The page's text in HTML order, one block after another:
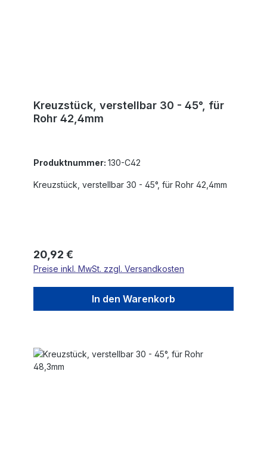
Kreuzstück, verstellbar 30 - 45°, für
Rohr 42,4mm
Produktnummer: 130-C42
Kreuzstück, verstellbar 30 - 45°, für Rohr 42,4mm
Regulärer Preis:
20,92 €
Preise inkl. MwSt. zzgl. Versandkosten
In den Warenkorb